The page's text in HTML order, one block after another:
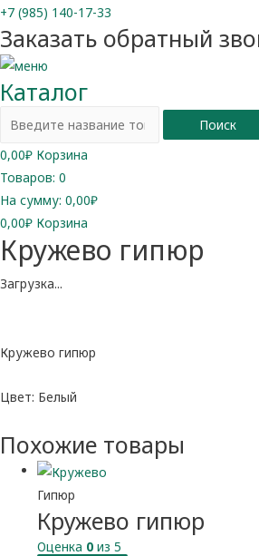
+7 (985) 140-17-33
Заказать обратный
Каталог
Поиск
0,00₽ Корзина
Товаров: 0
На сумму: 0,00₽
0,00₽ Корзина
Кружево гипюр
Загрузка...
Кружево гипюр
Цвет: Белый
Похожие товары
Гипюр
Кружево гипюр
Оценка 0 из 5